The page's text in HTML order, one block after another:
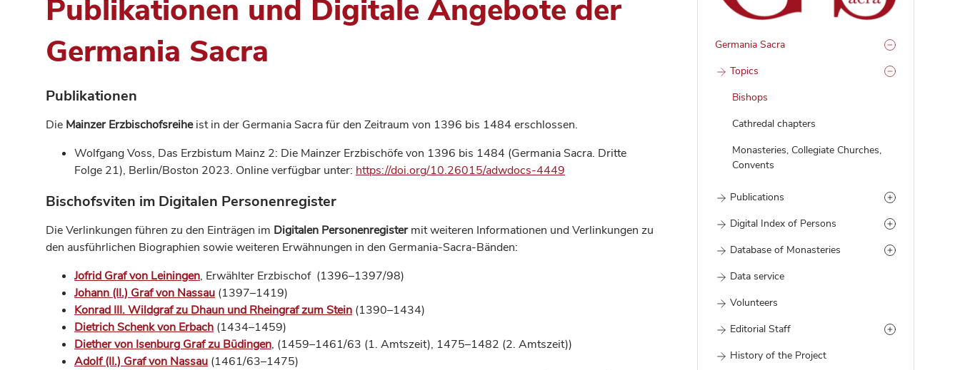
Germania Sacra
Topics
Bishops
Cathredal chapters
Monasteries, Collegiate Churches,
Convents
Publications
Digital Index of Persons
Database of Monasteries
Data service
Volunteers
Editorial Staff
History of the Project
Publikationen und Digitale Angebote der
Germania Sacra
Publikationen
Die Mainzer Erzbischofsreiheist in der Germania Sacra für den Zeitraum von 1396 bis 1484 erschlossen.
Wolfgang Voss, Das Erzbistum Mainz 2: Die Mainzer Erzbischöfe von 1396 bis 1484 (Germania Sacra. Dritte
Folge 21), Berlin/Boston 2023. Online verfügbar unter: https://doi.org/10.26015/adwdocs-4449
Bischofsviten im Digitalen Personenregister
Die Verlinkungen führen zu den Einträgen im Digitalen Personenregister mit weiteren Informationen und Verlinkungen zu
den ausführlichen Biographien sowie weiteren Erwähnungen in den Germania-Sacra-Bänden:
Jofrid Graf von Leiningen, Erwählter Erzbischof (1396–1397/98)
Johann (II.) Graf von Nassau (1397–1419)
Konrad III. Wildgraf zu Dhaun und Rheingraf zum Stein (1390–1434)
Dietrich Schenk von Erbach (1434–1459)
Diether von Isenburg Graf zu Büdingen, (1459–1461/63 (1. Amtszeit), 1475–1482 (2. Amtszeit))
Adolf (II.) Graf von Nassau (1461/63–1475)